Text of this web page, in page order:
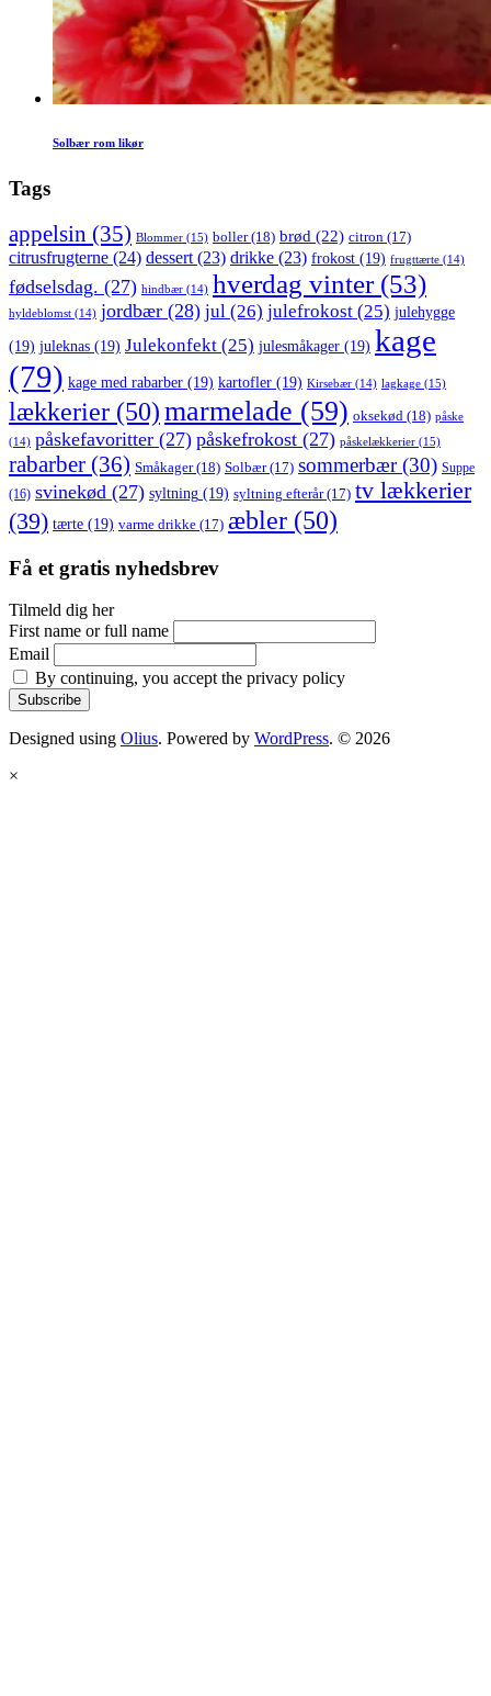
Solbær rom likør
Tags
appelsin (35) Blommer (15) boller(18) brød (22) citron (17)
citrusfrugterne (24) dessert (23) drikke (23) frokost (19) frugttærte (14)
fødselsdag. (27) hindbær (14) hverdag vinter(53)
hyldeblomst (14) jordbær (28) jul (26) julefrokost (25) julehygge
(19) juleknas (19) Julekonfekt (25) julesmåkager (19) kage
(79) kage med rabarber (19) kartofler (19) Kirsebær (14) lagkage (15)
lækkerier (50)marmelade (59) oksekød (18) påske
(14) påskefavoritter (27) påskefrokost (27) påskelækkerier (15)
rabarber (36) Småkager(18) Solbær(17) sommerbær(30) Suppe
(16) svinekød (27) syltning (19) syltning efterår(17) tv lækkerier
(39) tærte (19) varme drikke (17) æbler (50)
Få et gratis nyhedsbrev
Tilmeld dig her
First name or full name
Email
By continuing, you accept the privacy policy
Designed using Olius. Powered by WordPress. © 2026
×